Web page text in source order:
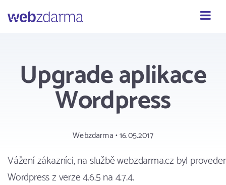
Upgrade aplikace
Wordpress
Webzdarma • 16.05.2017
Vážení zákazníci, na službě webzdarma.cz byl
Wordpress z verze 4.6.5 na 4.7.4.